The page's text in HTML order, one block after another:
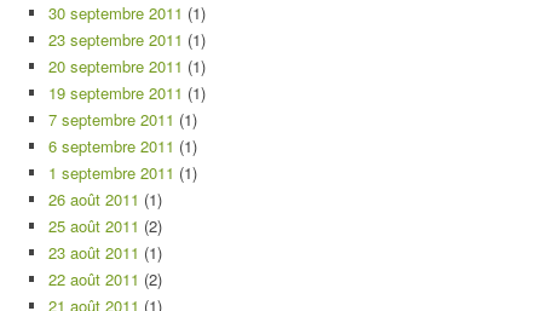
30 septembre 2011 (1)
23 septembre 2011 (1)
20 septembre 2011 (1)
19 septembre 2011 (1)
7 septembre 2011 (1)
6 septembre 2011 (1)
1 septembre 2011 (1)
26 août 2011 (1)
25 août 2011 (2)
23 août 2011 (1)
22 août 2011 (2)
21 août 2011 (1)